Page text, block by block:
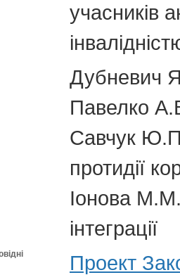
учасників
Дубневич
Павелко
Савчук Ю.П.
протидії
Іонова М.М.
інтеграції
Проект